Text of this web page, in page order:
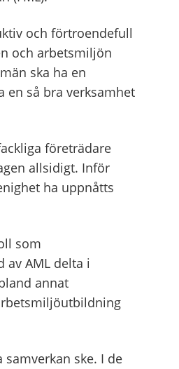
och förtroendefull
och arbetsmiljön
ska ha en
en så bra verksamhet
företrädare
allsidigt. Inför
ha uppnåtts
som
AML delta i
annat
ske. I de